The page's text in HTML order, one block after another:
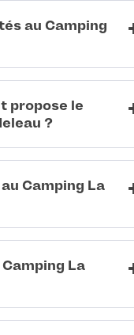
au Camping
propose le
?
Camping La
La